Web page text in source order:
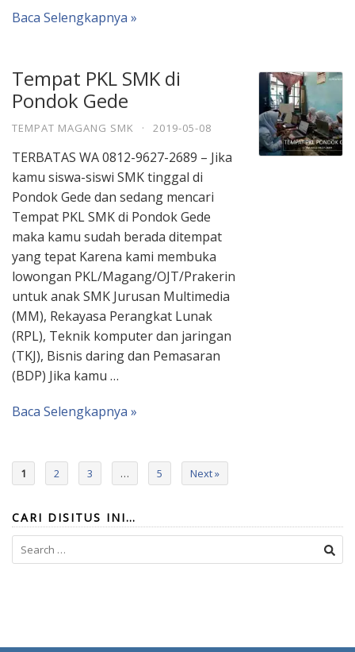
Baca Selengkapnya »
Tempat PKL SMK di
Pondok Gede
TEMPAT MAGANG SMK · 2019-05-08
TERBATAS WA 0812-9627-2689 – Jika
kamu siswa-siswi SMK tinggal di
Pondok Gede dan sedang mencari
Tempat PKL SMK di Pondok Gede
maka kamu sudah berada ditempat
yang tepat Karena kami membuka
lowongan PKL/Magang/OJT/Prakerin
untuk anak SMK Jurusan Multimedia
(MM), Rekayasa Perangkat Lunak
(RPL), Teknik komputer dan jaringan
(TKJ), Bisnis daring dan Pemasaran
(BDP) Jika kamu …
Baca Selengkapnya »
1 2 3 … 5 Next »
CARI DISITUS INI…
Search
for: